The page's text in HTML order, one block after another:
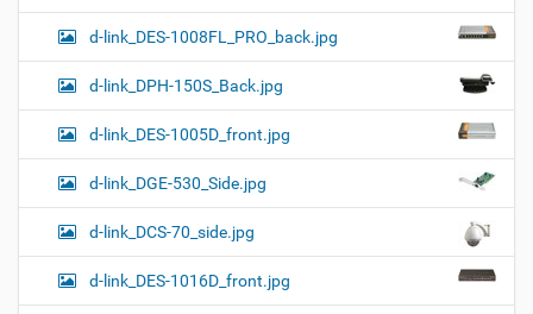
d-link_DES-1008FL_PRO_back.jpg
d-link_DPH-150S_Back.jpg
d-link_DES-1005D_front.jpg
d-link_DGE-530_Side.jpg
d-link_DCS-70_side.jpg
d-link_DES-1016D_front.jpg